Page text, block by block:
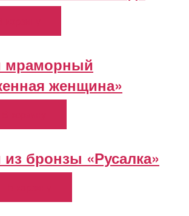
мраморный
женщина»
бронзы «Русалка»